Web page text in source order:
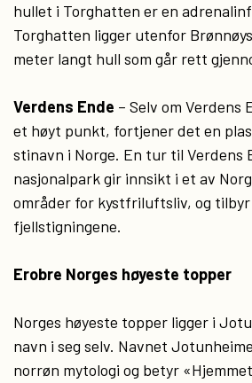
hullet i Torghatten er en
Torghatten ligger utenfor
meter langt hull som går rett
Verdens Ende – Selv om Verdens
et høyt punkt, fortjener det en
stinavn i Norge. En tur til Verdens
nasjonalpark gir innsikt i et av
områder for kystfriluftsliv, og tilbyr
fjellstigningene.
Erobre Norges høyeste topper
Norges høyeste topper ligger i
navn i seg selv. Navnet
norrøn mytologi og betyr